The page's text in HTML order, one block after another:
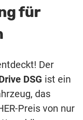
für
Der
DSG ist ein
das
Preis von nur